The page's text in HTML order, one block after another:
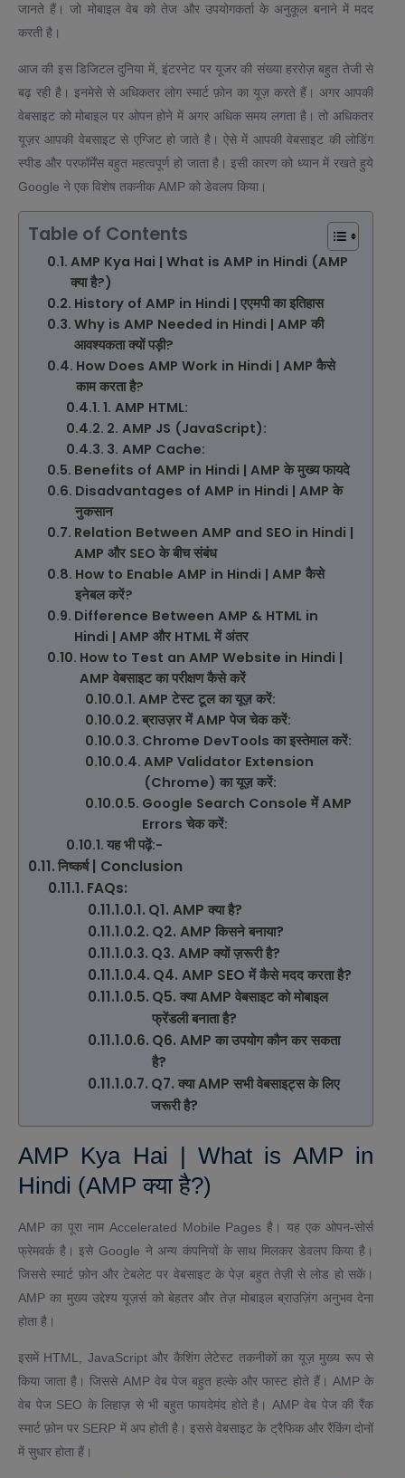
जानते हैं। जो मोबाइल वेब को तेज और उपयोगकर्ता के अनुकूल बनाने में मदद
करती है।
आज की इस डिजिटल दुनिया में, इंटरनेट पर यूजर की संख्या हररोज़ बहुत तेजी से
बढ़ रही है। इनमेसे से अधिकतर लोग स्मार्ट फ़ोन का यूज़ करते हैं। अगर आपकी
वेबसाइट को मोबाइल पर ओपन होने में अगर अधिक समय लगता है। तो अधिकतर
यूज़र आपकी वेबसाइट से एग्जिट हो जाते है। ऐसे में आपकी वेबसाइट की लोडिंग
स्पीड और परफॉर्मेंस बहुत महत्वपूर्ण हो जाता है। इसी कारण को ध्यान में रखते हुये
Google ने एक विशेष तकनीक AMP को डेवलप किया।
Table of Contents
AMP Kya Hai | What is AMP in Hindi (AMP
क्या है?)
History of AMP in Hindi | एएमपी का इतिहास
Why is AMP Needed in Hindi | AMP की
आवश्यकता क्यों पड़ी?
How Does AMP Work in Hindi | AMP कैसे
काम करता है?
1. AMP HTML:
2. AMP JS (JavaScript):
3. AMP Cache:
Benefits of AMP in Hindi | AMP के मुख्य फायदे
Disadvantages of AMP in Hindi | AMP के
नुकसान
Relation Between AMP and SEO in Hindi |
AMP और SEO के बीच संबंध
How to Enable AMP in Hindi | AMP कैसे
इनेबल करें?
Difference Between AMP & HTML in
Hindi | AMP और HTML में अंतर
How to Test an AMP Website in Hindi |
AMP वेबसाइट का परीक्षण कैसे करें
AMP टेस्ट टूल का यूज़ करें:
ब्राउज़र में AMP पेज चेक करें:
Chrome DevTools का इस्तेमाल करें:
AMP Validator Extension
(Chrome) का यूज़ करें:
Google Search Console में AMP
Errors चेक करें:
यह भी पढ़ें:-
निष्कर्ष | Conclusion
FAQs:
Q1. AMP क्या है?
Q2. AMP किसने बनाया?
Q3. AMP क्यों ज़रूरी है?
Q4. AMP SEO में कैसे मदद करता है?
Q5. क्या AMP वेबसाइट को मोबाइल
फ्रेंडली बनाता है?
Q6. AMP का उपयोग कौन कर सकता
है?
Q7. क्या AMP सभी वेबसाइट्स के लिए
जरूरी है?
AMP Kya Hai | What is AMP in
Hindi (AMP क्या है?)
AMP का पूरा नाम Accelerated Mobile Pages है। यह एक ओपन-सोर्स
फ्रेमवर्क है। इसे Google ने अन्य कंपनियों के साथ मिलकर डेवलप किया है।
जिससे स्मार्ट फ़ोन और टेबलेट पर वेबसाइट के पेज़ बहुत तेज़ी से लोड हो सकें।
AMP का मुख्य उद्देश्य यूज़र्स को बेहतर और तेज़ मोबाइल ब्राउज़िंग अनुभव देना
होता है।
इसमें HTML, JavaScript और कैशिंग लेटेस्ट तकनीकों का यूज़ मुख्य रूप से
किया जाता है। जिससे AMP वेब पेज बहुत हल्के और फास्ट होते हैं। AMP के
वेब पेज SEO के लिहाज़ से भी बहुत फायदेमंद होते है। AMP वेब पेज की रैंक
स्मार्ट फ़ोन पर SERP में अप होती है। इससे वेबसाइट के ट्रैफिक और रैंकिंग दोनों
में सुधार होता हैं।